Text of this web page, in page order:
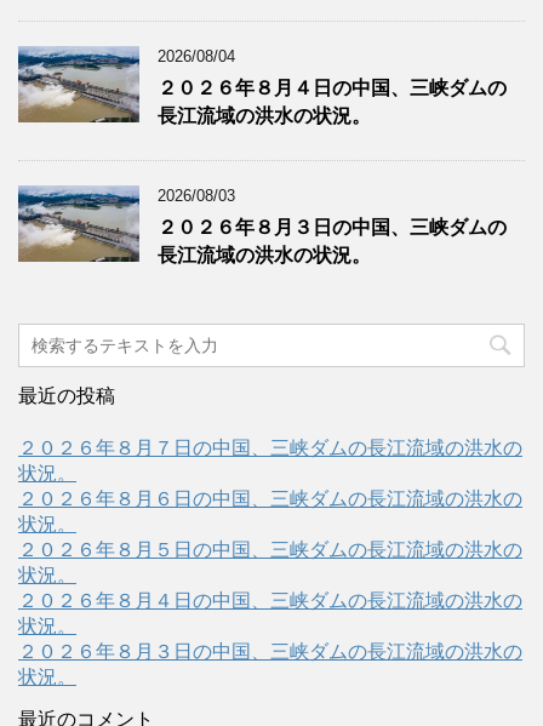
2026/08/04
２０２６年８月４日の中国、三峡ダムの
長江流域の洪水の状況。
2026/08/03
２０２６年８月３日の中国、三峡ダムの
長江流域の洪水の状況。
最近の投稿
２０２６年８月７日の中国、三峡ダムの長江流域の洪水の
状況。
２０２６年８月６日の中国、三峡ダムの長江流域の洪水の
状況。
２０２６年８月５日の中国、三峡ダムの長江流域の洪水の
状況。
２０２６年８月４日の中国、三峡ダムの長江流域の洪水の
状況。
２０２６年８月３日の中国、三峡ダムの長江流域の洪水の
状況。
最近のコメント